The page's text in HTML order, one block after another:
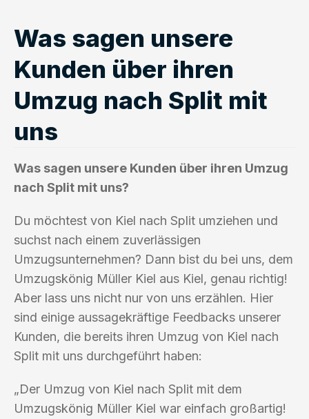
Was sagen unsere
Kunden über ihren
Umzug nach Split mit
uns
Was sagen unsere Kunden über ihren Umzug
nach Split mit uns?
Du möchtest von Kiel nach Split umziehen und
suchst nach einem zuverlässigen
Umzugsunternehmen? Dann bist du bei uns, dem
Umzugskönig Müller Kiel aus Kiel, genau richtig!
Aber lass uns nicht nur von uns erzählen. Hier
sind einige aussagekräftige Feedbacks unserer
Kunden, die bereits ihren Umzug von Kiel nach
Split mit uns durchgeführt haben:
„Der Umzug von Kiel nach Split mit dem
Umzugskönig Müller Kiel war einfach großartig!